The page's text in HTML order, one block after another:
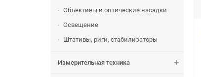
Объективы и оптические насадки
Освещение
Штативы, риги, стабилизаторы
Измерительная техника